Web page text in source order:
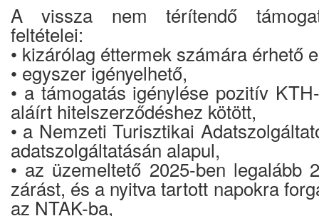
A vissza nem térítendő
feltételei:
• kizárólag éttermek számára érhető
• egyszer igényelhető,
• a támogatás igénylése pozitív
aláírt hitelszerződéshez kötött,
• a Nemzeti Turisztikai
adatszolgáltatásán alapul,
• az üzemeltető 2025-ben legalább
zárást, és a nyitva tartott napokra
az NTAK-ba,